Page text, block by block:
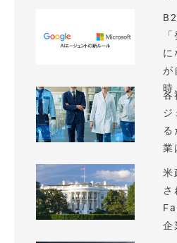
に
が
時
各
ジ
る
業
米
企